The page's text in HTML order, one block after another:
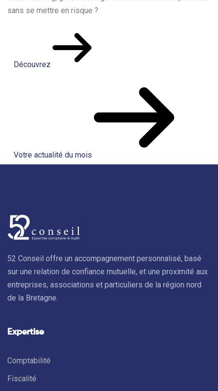
sans se mettre en risque ?
Découvrez
Votre actualité du mois
52 Conseil offre un accompagnement personnalisé, basé
sur une relation de confiance mutuelle, et une proximité aux
entreprises, associations et particuliers de la région nord
de la Bretagne.
Expertise
Comptabilité
Fiscalité